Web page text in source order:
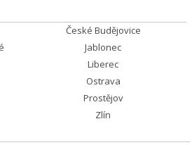
České Budějovice
Jablonec
Liberec
Ostrava
Prostějov
Zlín